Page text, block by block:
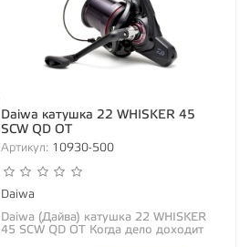
Daiwa катушка 22 WHISKER 45
SCW QD OT
Артикул: 10930-500
Daiwa
Daiwa (Дайва) катушка 22 WHISKER
45 SCW QD OT Когда дело доходит